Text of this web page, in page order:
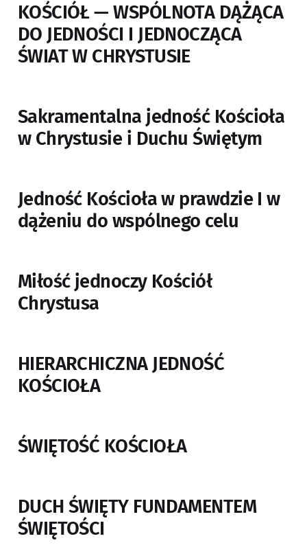
KOŚCIÓŁ — WSPÓLNOTA DĄŻĄCA
DO JEDNOŚCI I JEDNOCZĄCA
ŚWIAT W CHRYSTUSIE
Sakramentalna jedność Kościoła
w Chrystusie i Duchu Świętym
Jedność Kościoła w prawdzie I w
dążeniu do wspólnego celu
Miłość jednoczy Kościół
Chrystusa
HIERARCHICZNA JEDNOŚĆ
KOŚCIOŁA
ŚWIĘTOŚĆ KOŚCIOŁA
DUCH ŚWIĘTY FUNDAMENTEM
ŚWIĘTOŚCI